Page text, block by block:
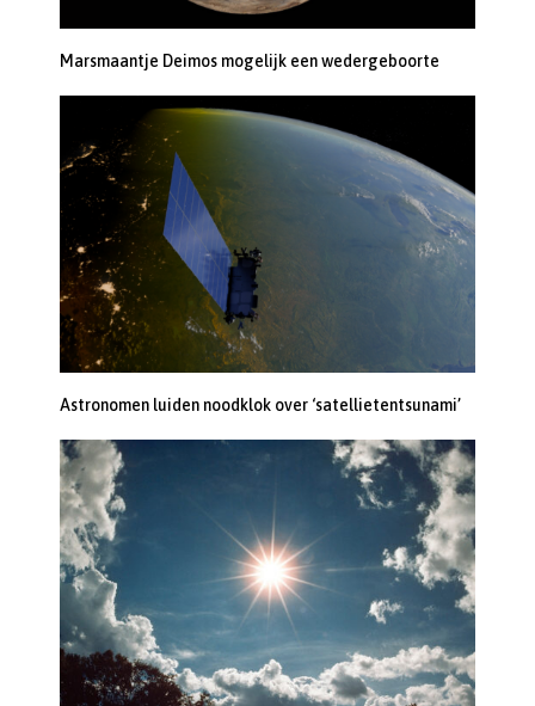
Marsmaantje Deimos mogelijk een wedergeboorte
Astronomen luiden noodklok over ‘satellietentsunami’